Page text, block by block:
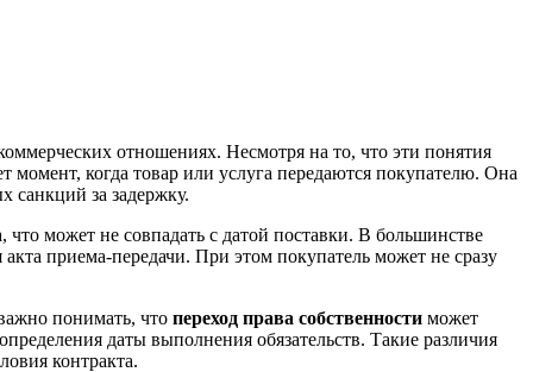
отношениях. Несмотря на то, что эти понятия
момент, когда товар или услуга передаются покупателю. Она
санкций за задержку.
что может не совпадать с датой поставки. В большинстве
приема-передачи. При этом покупатель может не сразу
понимать, что переход права собственности может
даты выполнения обязательств. Такие различия
контракта.